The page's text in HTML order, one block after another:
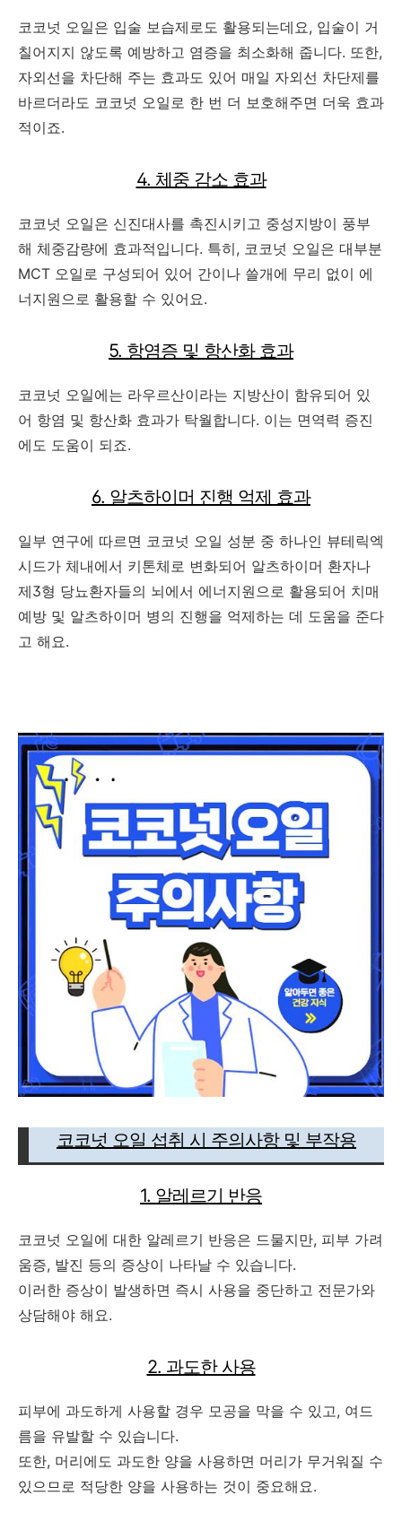
코코넛 오일은 입술 보습제로도 활용되는데요, 입술이 거
칠어지지 않도록 예방하고 염증을 최소화해 줍니다. 또한,
자외선을 차단해 주는 효과도 있어 매일 자외선 차단제를
바르더라도 코코넛 오일로 한 번 더 보호해주면 더욱 효과
적이죠.
4. 체중 감소 효과
코코넛 오일은 신진대사를 촉진시키고 중성지방이 풍부
해 체중감량에 효과적입니다. 특히, 코코넛 오일은 대부분
MCT 오일로 구성되어 있어 간이나 쓸개에 무리 없이 에
너지원으로 활용할 수 있어요.
5. 항염증 및 항산화 효과
코코넛 오일에는 라우르산이라는 지방산이 함유되어 있
어 항염 및 항산화 효과가 탁월합니다. 이는 면역력 증진
에도 도움이 되죠.
6. 알츠하이머 진행 억제 효과
일부 연구에 따르면 코코넛 오일 성분 중 하나인 뷰테릭엑
시드가 체내에서 키톤체로 변화되어 알츠하이머 환자나
제3형 당뇨환자들의 뇌에서 에너지원으로 활용되어 치매
예방 및 알츠하이머 병의 진행을 억제하는 데 도움을 준다
고 해요.
코코넛 오일 섭취 시 주의사항 및 부작용
1. 알레르기 반응
코코넛 오일에 대한 알레르기 반응은 드물지만, 피부 가려
움증, 발진 등의 증상이 나타날 수 있습니다.
이러한 증상이 발생하면 즉시 사용을 중단하고 전문가와
상담해야 해요.
2. 과도한 사용
피부에 과도하게 사용할 경우 모공을 막을 수 있고, 여드
름을 유발할 수 있습니다.
또한, 머리에도 과도한 양을 사용하면 머리가 무거워질 수
있으므로 적당한 양을 사용하는 것이 중요해요.